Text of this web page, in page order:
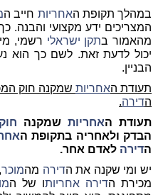
במהלך תקופת האחריות חייב ה
המצריכים ידע מקצועי והבנה.
מהאמור בתקן ישראלי רשמי,
יכול לדעת זאת. לשם כך הוא
הבניין.
תעודת האחריות שמקנה חוק
הדירה.
תעודת האחריותשמקנה
הבדק ולאחריה בתקופת ה
הדירה לאדם אחר.
יש ומי שקנה את הדירה מהמוכר,
מכירת הדירה אחריותו של ה